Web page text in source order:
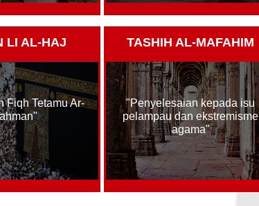
LI AL-HAJ
Fiqh Tetamu Ar-
TASHIH AL-MAFAHIM
"Penyelesaian kepada isu
pelampau dan ekstremisme
agama"